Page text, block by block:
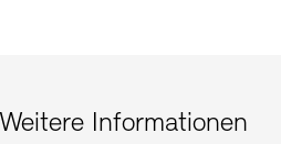
Weitere Informationen